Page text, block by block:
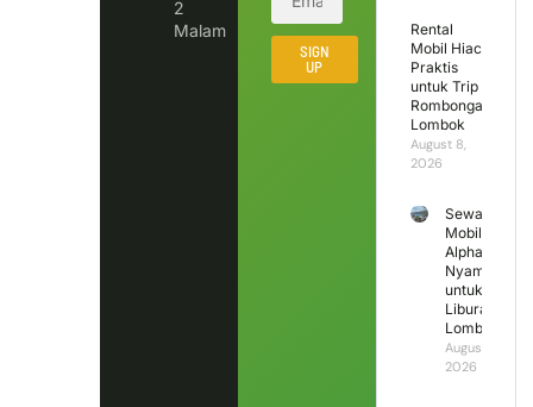
2
Malam
SIGN
UP
Rental
Mobil Hiace
Praktis
untuk Trip
Rombongan
Lombok
August 8,
2026
Sewa
Mobil
Alphard
Nyaman
untuk
Liburan
Lombok
August 7,
2026